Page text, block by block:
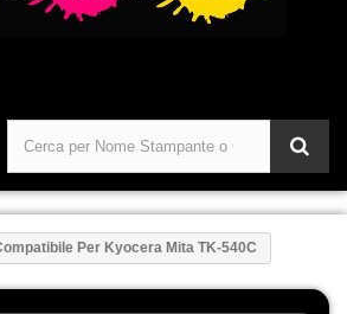
Per Kyocera Mita TK-540C